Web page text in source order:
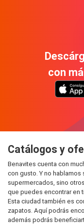
con
Catálogos y
Benavites cuenta con
con gusto. Y no
supermercados, sino
que puedes encontrar en
Esta ciudad también es
zapatos. Aquí podrás
además podrás